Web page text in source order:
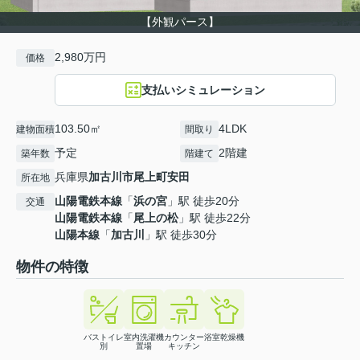
【外観パース】
価格 2,980万円
支払いシミュレーション
建物面積103.50㎡ 間取り 4LDK
築年数 予定 階建て 2階建
所在地 兵庫県加古川市尾上町安田
交通 山陽電鉄本線 「浜の宮 」駅 徒歩20分
山陽電鉄本線 「尾上の松」駅 徒歩22分
山陽本線 「加古川 」駅 徒歩30分
物件の特徴
バストイレ
別
室内洗濯機
置場
カウンター
キッチン
浴室乾燥機